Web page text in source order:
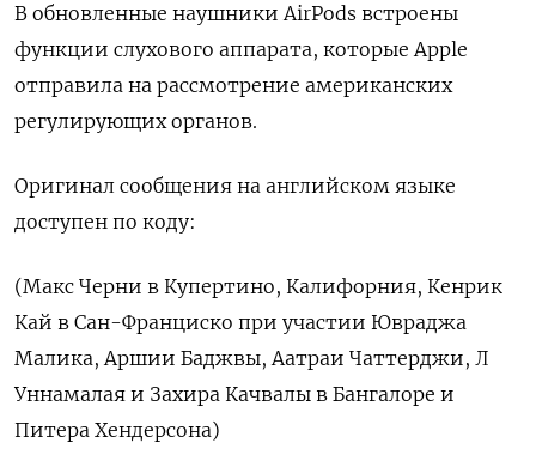
В обновленные наушники AirPods встроены
функции слухового аппарата, которые Apple
отправила на рассмотрение американских
регулирующих органов.
Оригинал сообщения на английском языке
доступен по коду:
(Макс Черни в Купертино, Калифорния, Кенрик
Кай в Сан-Франциско при участии Ювраджа
Малика, Аршии Баджвы, Аатраи Чаттерджи, Л
Уннамалая и Захира Качвалы в Бангалоре и
Питера Хендерсона)